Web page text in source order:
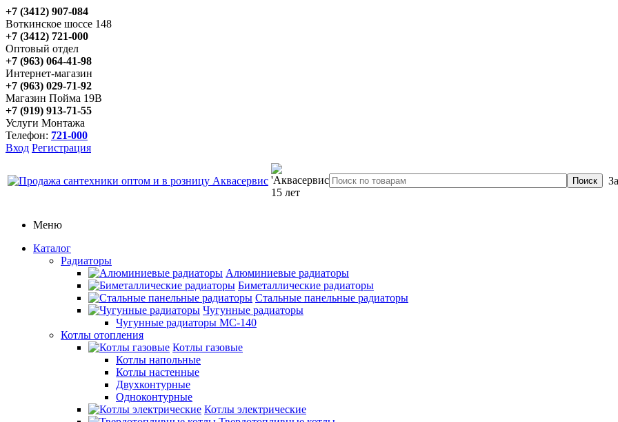
+7 (3412) 907-084
Воткинское шоссе 148
+7 (3412) 721-000
Оптовый отдел
+7 (963) 064-41-98
Интернет-магазин
+7 (963) 029-71-92
Магазин Пойма 19В
+7 (919) 913-71-55
Услуги Монтажа
Телефон: 721-000
Вход Регистрация
Меню
Каталог
Радиаторы
Алюминиевые радиаторы
Биметаллические радиаторы
Стальные панельные радиаторы
Чугунные радиаторы
Чугунные радиаторы МС-140
Котлы отопления
Котлы газовые
Котлы напольные
Котлы настенные
Двухконтурные
Одноконтурные
Котлы электрические